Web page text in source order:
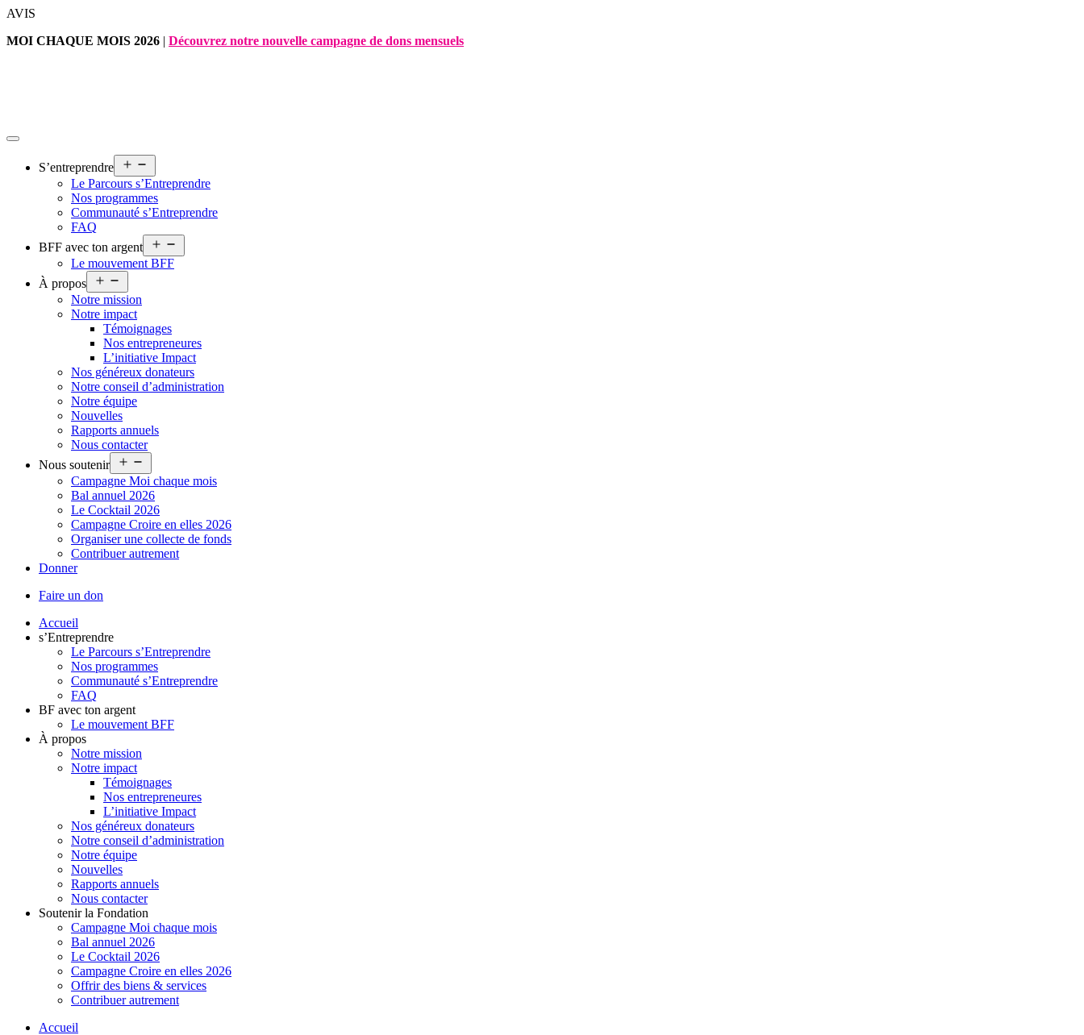
Aller
contenu
AVIS
MOI CHAQUE MOIS 2026 | Découvrez notre nouvelle campagne de dons mensuels
S’entreprendre
le
menu
Le Parcours s’Entreprendre
Nos programmes
Communauté s’Entreprendre
FAQ
BFF avec ton argent
le
Le mouvement BFF
À propos
le
menu
Notre mission
Notre impact
Témoignages
Nos entrepreneures
L’initiative Impact
Nos généreux donateurs
Notre conseil d’administration
Notre équipe
Nouvelles
Rapports annuels
Nous contacter
Nous soutenir
le
menu
Campagne Moi chaque mois
Bal annuel 2026
Le Cocktail 2026
Campagne Croire en elles 2026
Organiser une collecte de fonds
Contribuer autrement
Donner
Faire un don
Accueil
s’Entreprendre
Le Parcours s’Entreprendre
Nos programmes
Communauté s’Entreprendre
FAQ
BF avec ton argent
Le mouvement BFF
À propos
Notre mission
Notre impact
Témoignages
Nos entrepreneures
L’initiative Impact
Nos généreux donateurs
Notre conseil d’administration
Notre équipe
Nouvelles
Rapports annuels
Nous contacter
Soutenir la Fondation
Campagne Moi chaque mois
Bal annuel 2026
Le Cocktail 2026
Campagne Croire en elles 2026
Offrir des biens & services
Contribuer autrement
Accueil